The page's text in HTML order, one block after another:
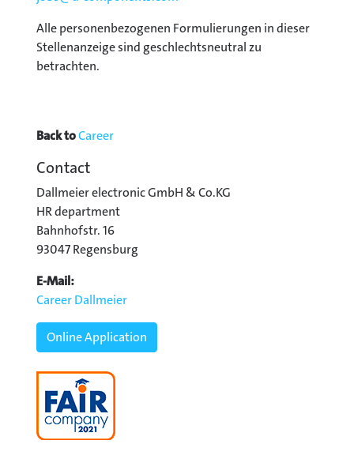
Alle personenbezogenen Formulierungen in dieser
Stellenanzeige sind geschlechtsneutral zu
betrachten.
Back toCareer
Contact
Dallmeier electronic GmbH & Co.KG
HR department
Bahnhofstr. 16
93047 Regensburg
E-Mail:
Career Dallmeier
Online Application